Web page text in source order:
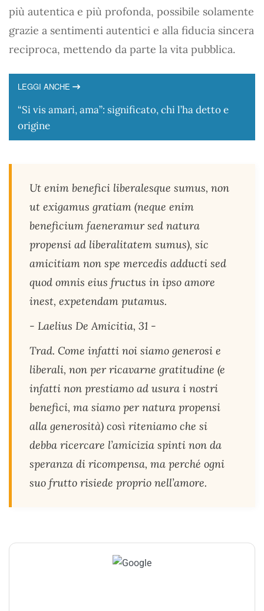
più autentica e più profonda, possibile solamente
grazie a sentimenti autentici e alla fiducia sincera
reciproca, mettendo da parte la vita pubblica.
LEGGI ANCHE
“Si vis amari, ama”: significato, chi l’ha detto e
origine
Ut enim benefici liberalesque sumus, non
ut exigamus gratiam (neque enim
beneficium faeneramur sed natura
propensi ad liberalitatem sumus), sic
amicitiam non spe mercedis adducti sed
quod omnis eius fructus in ipso amore
inest, expetendam putamus.
- Laelius De Amicitia, 31 -
Trad. Come infatti noi siamo generosi e
liberali, non per ricavarne gratitudine (e
infatti non prestiamo ad usura i nostri
benefici, ma siamo per natura propensi
alla generosità) così riteniamo che si
debba ricercare l’amicizia spinti non da
speranza di ricompensa, ma perché ogni
suo frutto risiede proprio nell’amore.